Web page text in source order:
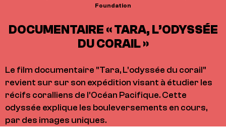
Foundation
DOCUMENTAIRE « TARA, L’ODYSSÉE
DU CORAIL »
Le film documentaire "Tara, L'odyssée du corail"
revient sur sur son expédition visant à étudier les
récifs coralliens de l'Océan Pacifique. Cette
odyssée explique les bouleversements en cours,
par des images uniques.